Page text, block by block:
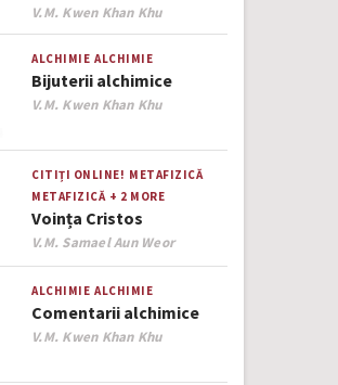
Author
V.M. Kwen Khan Khu
ALCHIMIE ALCHIMIE
Bijuterii alchimice
Author
V.M. Kwen Khan Khu
CITIȚI ONLINE! METAFIZICĂ
METAFIZICĂ + 2 MORE
Voința Cristos
Author
V.M. Samael Aun Weor
ALCHIMIE ALCHIMIE
Comentarii alchimice
Author
V.M. Kwen Khan Khu